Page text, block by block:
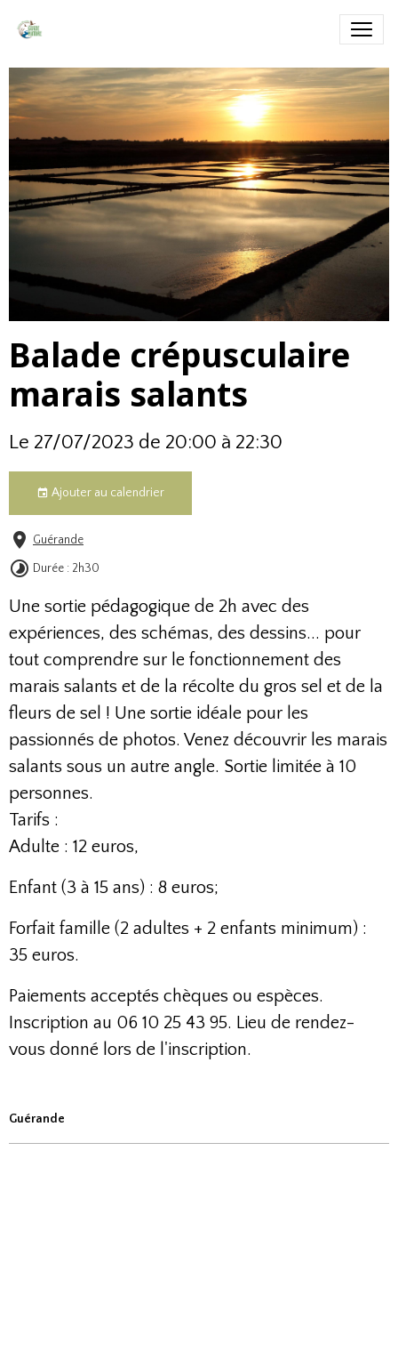
Balade crépusculaire
marais salants
Le 27/07/2023 de 20:00 à 22:30
Ajouter au calendrier
Guérande
Durée : 2h30
Une sortie pédagogique de 2h avec des
expériences, des schémas, des dessins... pour
tout comprendre sur le fonctionnement des
marais salants et de la récolte du gros sel et de la
fleurs de sel ! Une sortie idéale pour les
passionnés de photos. Venez découvrir les marais
salants sous un autre angle. Sortie limitée à 10
personnes.
Tarifs :
Adulte : 12 euros,
Enfant (3 à 15 ans) : 8 euros;
Forfait famille (2 adultes + 2 enfants minimum) :
35 euros.
Paiements acceptés chèques ou espèces.
Inscription au 06 10 25 43 95. Lieu de rendez-
vous donné lors de l'inscription.
Guérande